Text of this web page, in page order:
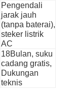
Pengendali
jarak jauh
(tanpa baterai),
steker listrik
AC
18Bulan, suku
cadang gratis,
Dukungan
teknis